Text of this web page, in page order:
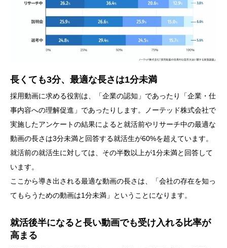
長くても3分、最適な長さは1分未満
採用動画に求める役割は、「企業の認知」であったり「企業・仕
事内容への理解促進」であったりします。ノーテッド株式会社で
実施したアンケートの結果によると就活前やリサーチ中の最適な
動画の長さは3分未満と回答する就活生が60%を超えています。
就活前の就活生に対しては、その半数以上が1分未満と回答して
います。
ここから導き出される最適な動画の長さは、「会社の存在を知っ
てもらうための動画は1分未満」ということになります。
就活後半になると長い動画でも受け入れる比率が
高まる